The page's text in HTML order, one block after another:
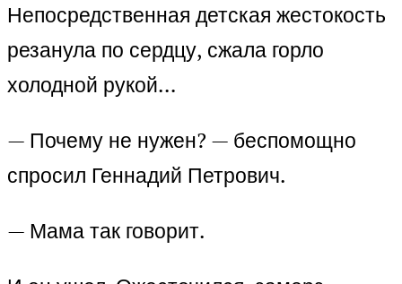
Непосредственная детская жестокость
резанула по сердцу, сжала горло
холодной рукой…
— Почему не нужен? — беспомощно
спросил Геннадий Петрович.
— Мама так говорит.